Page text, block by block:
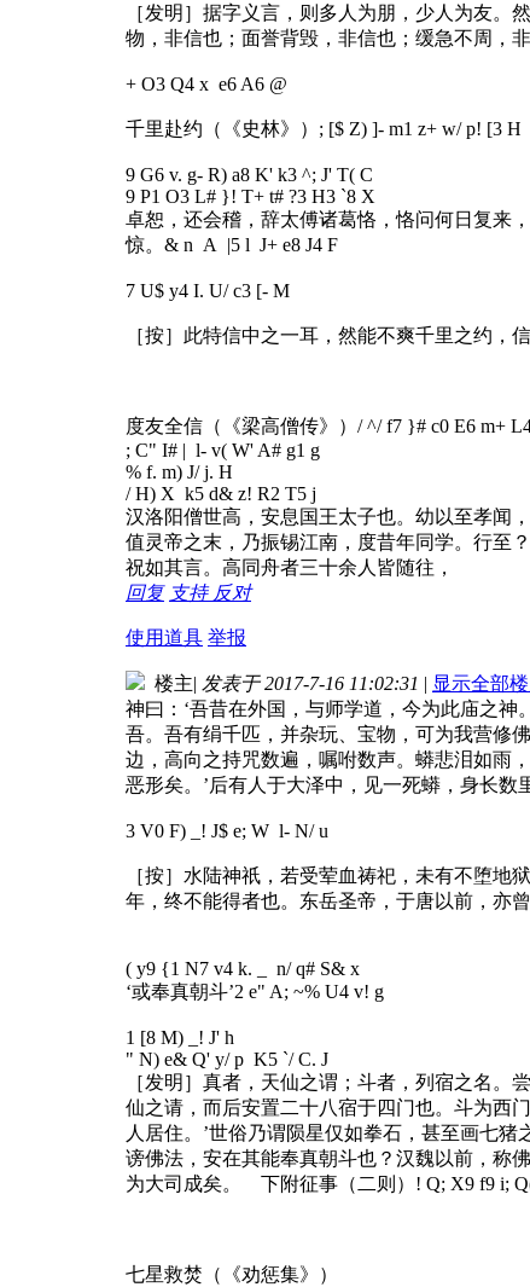
［发明］据字义言，则多人为朋，少人为友
物，非信也；面誉背毁，非信也；缓急不周，
+ O3 Q4 x e6 A6 @
千里赴约（《史林》） ; [$ Z) ]- m1 z+ w/ p! [3 H
9 G6 v. g- R) a8 K' k3 ^; J' T( C
9 P1 O3 L# }! T+ t# ?3 H3 `8 X
卓恕，还会稽，辞太傅诸葛恪，恪问何日复来
惊。 & n A |5 l J+ e8 J4 F
7 U$ y4 I. U/ c3 [- M
［按］此特信中之一耳，然能不爽千里之约，
度友全信（《梁高僧传》） / ^/ f7 }# c0 E6 m+
; C" I# | l- v( W' A# g1 g
% f. m) J/ j. H
/ H) X k5 d& z! R2 T5 j
汉洛阳僧世高，安息国王太子也。幼以至孝闻
值灵帝之末，乃振锡江南，度昔年同学。行至
祝如其言。高同舟者三十余人皆随往，
回复 支持 反对
使用道具 举报
楼主| 发表于 2017-7-16 11:02:31 | 显示全部
神曰：‘吾昔在外国，与师学道，今为此庙之
吾。吾有绢千匹，并杂玩、宝物，可为我营修
边，高向之持咒数遍，嘱咐数声。蟒悲泪如雨
恶形矣。’后有人于大泽中，见一死蟒，身长数
3 V0 F) _! J$ e; W l- N/ u
［按］水陆神祇，若受荤血祷祀，未有不堕
年，终不能得者也。东岳圣帝，于唐以前，亦
( y9 {1 N7 v4 k. _ n/ q# S& x
‘或奉真朝斗’2 e" A; ~% U4 v! g
1 [8 M) _! J' h
" N) e& Q' y/ p K5 `/ C. J
［发明］真者，天仙之谓；斗者，列宿之名
仙之请，而后安置二十八宿于四门也。斗为西
人居住。’世俗乃谓陨星仅如拳石，甚至画七
谤佛法，安在其能奉真朝斗也？汉魏以前，称
为大司成矣。 下附征事（二则） ! Q; X9 f9 i;
七星救焚（《劝惩集》）